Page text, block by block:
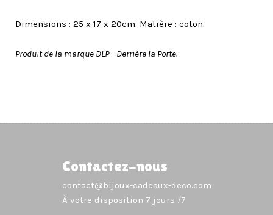
Dimensions : 25 x 17 x 20cm. Matière : coton.
Produit de la marque DLP – Derrière la Porte.
Contactez-nous
contact@bijoux-cadeaux-deco.com
À votre disposition 7 jours /7